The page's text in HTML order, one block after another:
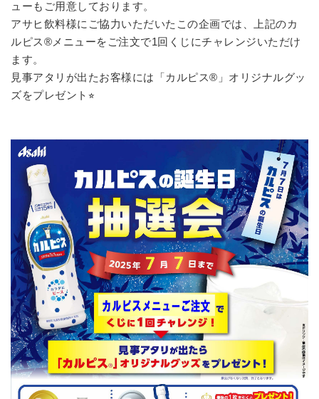
ューもご用意しております。
アサヒ飲料様にご協力いただいたこの企画では、上記のカ
ルピス®メニューをご注文で1回くじにチャレンジいただけ
ます。
見事アタリが出たお客様には「カルピス®」オリジナルグッ
ズをプレゼント⭐︎